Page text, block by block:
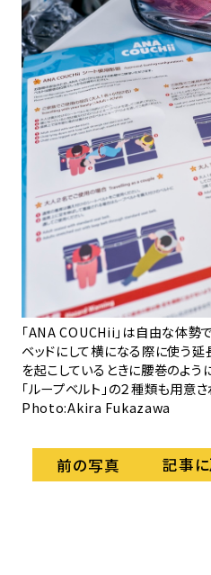
「ANA COUCHii」は自由な体勢
ベッドにして横になる際に使う延
を起こしているときに腰巻のよう
「ループベルト」の２種類も用意さ
Photo:Akira Fukazawa
前の写真 記事